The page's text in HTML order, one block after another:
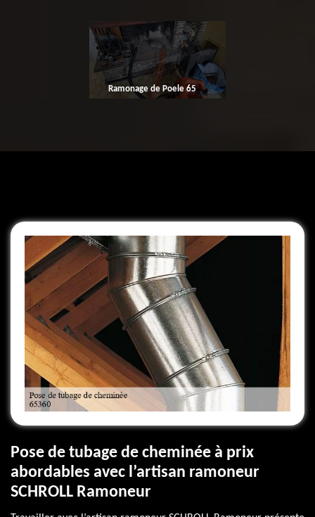
Ramonage de Poele 65
Pose de tubage de cheminée à prix
abordables avec l’artisan ramoneur
SCHROLL Ramoneur